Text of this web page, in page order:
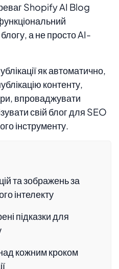
Shopify AI Blog
а не просто AI-
як автоматично,
контенту,
впроваджувати
свій блог для SEO
інструменту.
та зображень за
інтелекту
підказки для
кожним кроком